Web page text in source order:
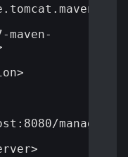
manager/